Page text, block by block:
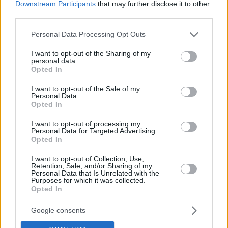
Downstream Participants that may further disclose it to other
Please note that this website/app uses one or more Google
not limited to your visit or usage behaviour. You may click to
grant or deny consent to Google and its third-party tags to
use your data for below specified purposes in below Google
consent section.
Personal Data Processing Opt Outs
I want to opt-out of the Sharing of my
personal data.
Opted In
I want to opt-out of the Sale of my
Personal Data.
Opted In
I want to opt-out of processing my
Personal Data for Targeted Advertising.
Opted In
I want to opt-out of Collection, Use,
Retention, Sale, and/or Sharing of my
Personal Data that Is Unrelated with the
Purposes for which it was collected.
Opted In
Google consents
Πατήστε εδώ για τη συνολική στατιστική
Πατήστε εδώ για την κατάταξη
Όπως και στο ματς με τονΟλυμπιακό, οΜίκαελ
επέστρεψαν αναμενόμενα οιΝάντο Ντε Κολό
και επίσης έλειψαν οιΝτέβον Χολ(αναρρώνει από
χειρουργική επέμβαση για ρήξη μηνίσκου) και
Μέλι(κάταγμα οστού στο πόδι).